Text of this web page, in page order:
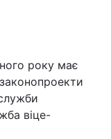
року має
віце-